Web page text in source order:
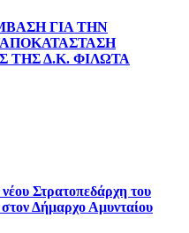
ΓΙΑ ΤΗΝ
ΤΗΣ Δ.Κ. ΦΙΛΩΤΑ
Στρατοπεδάρχη του
Δήμαρχο Αμυνταίου